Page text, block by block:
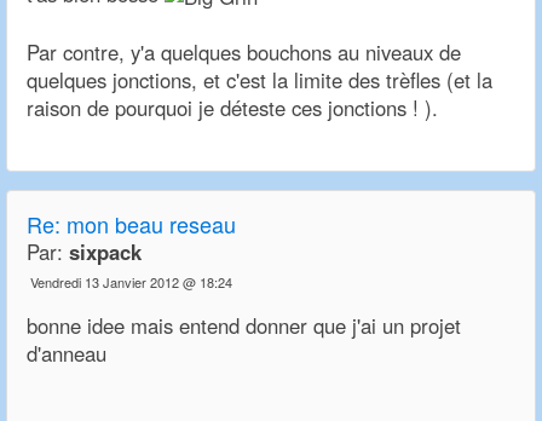
Par contre, y'a quelques bouchons au niveaux de
quelques jonctions, et c'est la limite des trèfles (et la
raison de pourquoi je déteste ces jonctions ! ).
Re: mon beau reseau
Par: sixpack
Vendredi 13 Janvier 2012 @ 18:24
bonne idee mais entend donner que j'ai un projet
d'anneau